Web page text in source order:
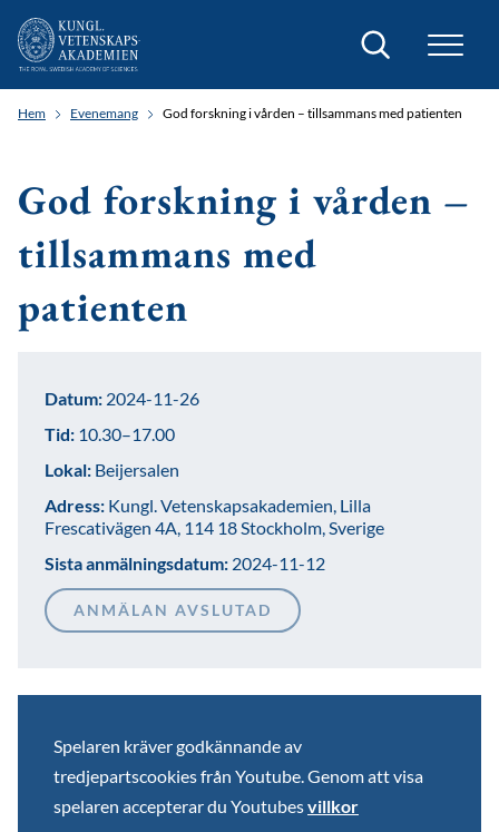
Sök
Hem Evenemang God forskning i vården – tillsammans med patienten
God forskning i vården –
tillsammans med
patienten
Spelaren kräver godkännande av
tredjepartscookies från Youtube. Genom att visa
spelaren accepterar du Youtubesvillkor
Datum: 2024-11-26
Tid: 10.30–17.00
Lokal: Beijersalen
Adress: Kungl. Vetenskapsakademien, Lilla
Frescativägen 4A, 114 18 Stockholm, Sverige
Sista anmälningsdatum: 2024-11-12
ANMÄLAN AVSLUTAD